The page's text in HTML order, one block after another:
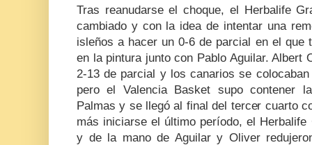
Tras reanudarse el choque, el Herbalife
cambiado y con la idea de intentar una
isleños a hacer un 0-6 de parcial en el que
en la pintura junto con Pablo Aguilar. Albert
2-13 de parcial y los canarios se
pero el Valencia Basket supo contener
Palmas y se llegó al final del tercer cuarto
más iniciarse el último período, el
y de la mano de Aguilar y Oliver